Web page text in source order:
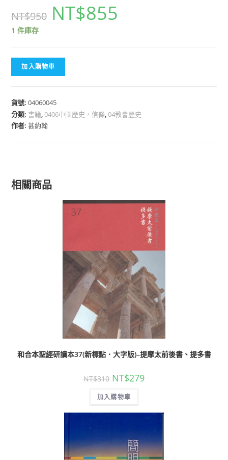
NT$950 NT$855
1 件庫存
加入購物車
貨號:04060045
分類: 書籍,0406中國歷史，信條,04教會歷史
作者:甚約翰
相關商品
和合本聖經研讀本37(新標點．大字版)–提摩太前後書、提多書
NT$310 NT$279
加入購物車